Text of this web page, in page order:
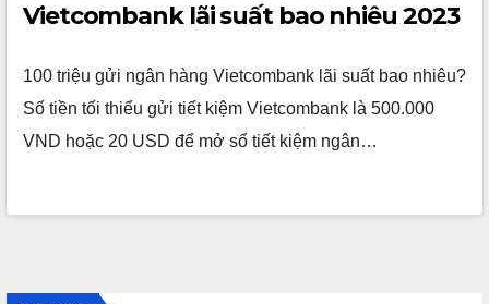
Vietcombank lãi suất bao nhiêu 2023
100 triệu gửi ngân hàng Vietcombank lãi suất bao nhiêu?
Số tiền tối thiểu gửi tiết kiệm Vietcombank là 500.000
VND hoặc 20 USD để mở sổ tiết kiệm ngân…